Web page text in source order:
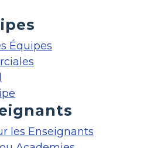
Équipes
les Enseignants